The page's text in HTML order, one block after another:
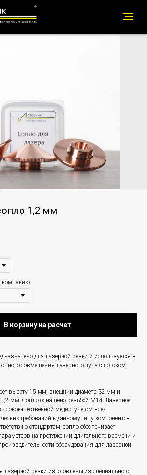
1,2 мм
компанию
В корзину на расчет
для лазерной резки и используется в
совмещения лазерного луча с потоком
высоту 15 мм, внешний диаметр 32 мм и
1,2 мм. Сопло оснащено резьбой M14. Лазерное
меди с учетом всех
требований к данному типу компонентов.
стандартам, сопло обеспечивает
на протяжении длительного времени и
оборудования для лазерной
лазерной резки изготовлены из специального